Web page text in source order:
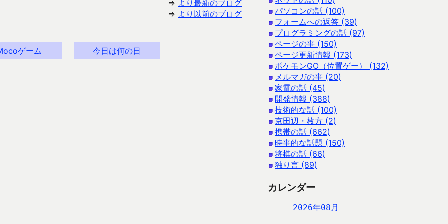
⇒ より最新のブログ
⇒ より以前のブログ
ゲーム 今日は何の日
パソコンの話 (100)
フォームへの返答 (39)
プログラミングの話 (97)
ページの事 (150)
ページ更新情報 (173)
ポケモンGO（位置ゲー） (132)
メルマガの事 (20)
家電の話 (45)
開発情報 (388)
技術的な話 (100)
京田辺・枚方 (2)
携帯の話 (662)
時事的な話題 (150)
将棋の話 (66)
独り言 (89)
カレンダー
2026年08月